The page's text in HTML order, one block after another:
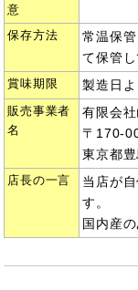
意
保存方法
常温保
て保管し
賞味期限 製造日
販売事業者
名
有限会
〒170-
東京都
店長の一言
当店が
す。
国内産